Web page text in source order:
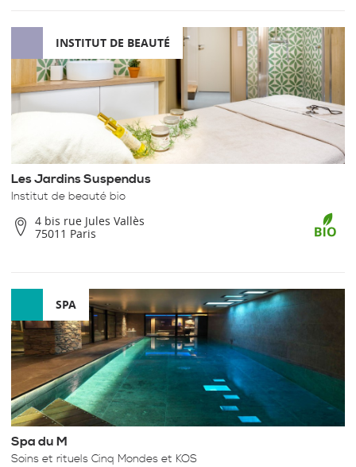
INSTITUT DE BEAUTÉ
Les Jardins Suspendus
Institut de beauté bio
4 bis rue Jules Vallès
75011 Paris
SPA
Spa du M
Soins et rituels Cinq Mondes et KOS